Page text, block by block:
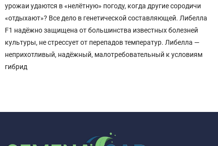
урожаи удаются в «нелётную» погоду, когда другие сородичи
«отдыхают»? Все дело в генетической составляющей. Либелла
F1 надёжно защищена от большинства известных болезней
культуры, не стрессует от перепадов температур. Либелла —
неприхотливый, надёжный, малотребовательный к условиям
гибрид